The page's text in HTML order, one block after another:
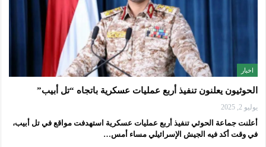
اخبار
الحوثيون يعلنون تنفيذ أربع عمليات عسكرية باتجاه “تل أبيب”
يوليو 2, 2025
أعلنت جماعة الحوثي تنفيذ أربع عمليات عسكرية استهدفت مواقع في تل أبيب،
في وقت أكد فيه الجيش الإسرائيلي مساء أمس…